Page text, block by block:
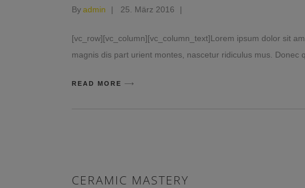
Byadmin 25. März 2016
[vc_row][vc_column][vc_column_text]Lorem ipsum dolor sit
magnis dis part urient montes, nascetur ridiculus mus.
READ MORE
CERAMIC MASTERY